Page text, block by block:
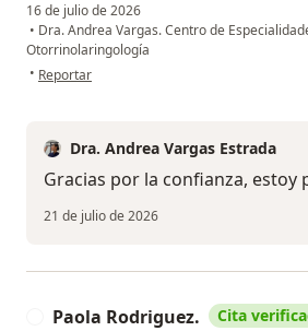
16 de julio de 2026
• Dra. Andrea Vargas. Centro de
Otorrinolaringología
• en opinión del usuario MPG
Reportar
Dra. Andrea Vargas Estrada
Gracias por la confianza, estoy
21 de julio de 2026
Paola Rodriguez. Cita